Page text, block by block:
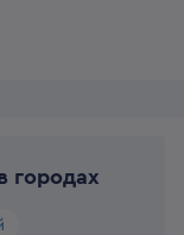
городах